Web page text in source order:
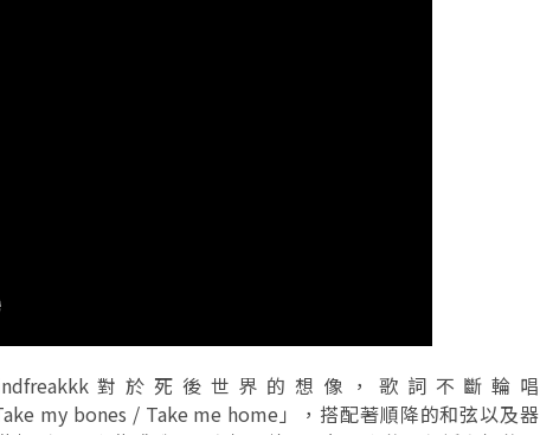
對於死後世界的想像，歌詞不斷輪唱
my bones / Take me home」，搭配著順降的和弦以及器